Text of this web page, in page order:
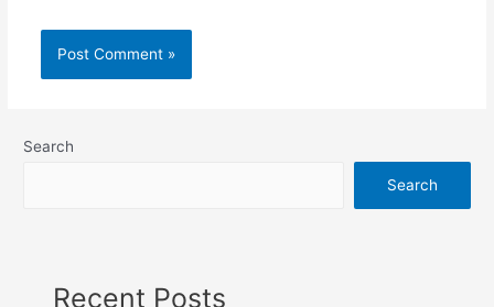
Search
Search
Recent Posts